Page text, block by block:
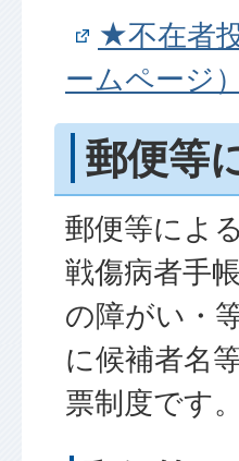
★不在者
ームページ）
郵便等
郵便等によ
戦傷病者手
の障がい・
に候補者名
票制度です。